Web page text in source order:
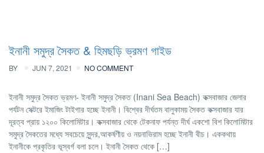
ইনানী সমুদ্র সৈকত & হিমছড়ি ভ্রমণ গাইড
BY JUN 7, 2021 NO COMMENT
ইনানী সমুদ্র সৈকত ভ্রমণ- ইনানী সমুদ্র সৈকত (Inani Sea Beach) কক্সবাজার জেলার
পর্যটন সেক্টরে ইমাজিং টাইগার হচ্ছে ইনানী। বিশ্বের দীর্ঘতম বালুকাময় সৈকত কক্সবাজার যার
দূরত্ব প্রায় ১২০০ কিলোমিটার। কক্সবাজার থেকে টেকনাফ পর্যন্ত দীর্ঘ একশো বিশ কিলোমিটার
সমুদ্র সৈকতের মধ্যে সবচেয়ে সুন্দর,আকর্ষণীয় ও নয়নাভিরাম হচ্ছে ইনানী বীচ। এককথায়
ইনানীকে প্রকৃতির ভূস্বর্গ বলা চলে। ইনানী সৈকত থেকে […]